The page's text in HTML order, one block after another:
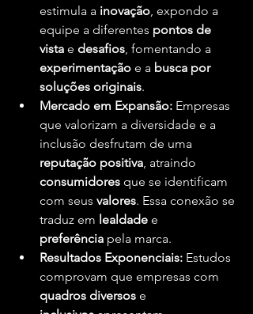
estimula a inovação, expondo a
equipe a diferentes pontos de
vista e desafios, fomentando a
experimentação e a busca por
soluções originais.
Mercado em Expansão: Empresas
que valorizam a diversidade e a
inclusão desfrutam de uma
reputação positiva, atraindo
consumidores que se identificam
com seus valores. Essa conexão se
traduz em lealdade e
preferência pela marca.
Resultados Exponenciais: Estudos
comprovam que empresas com
quadros diversos e